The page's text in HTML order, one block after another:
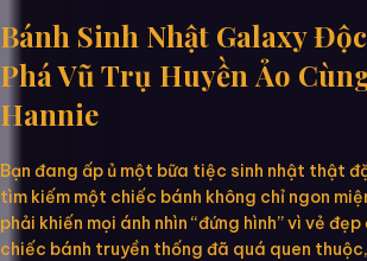
Bánh Sinh Nhật Galaxy
Phá Vũ Trụ Huyền Ảo
Hannie
Bạn đang ấp ủ một bữa tiệc sinh nhật thật
tìm kiếm một chiếc bánh không chỉ ngon
phải khiến mọi ánh nhìn “đứng hình” vì vẻ
chiếc bánh truyền thống đã quá quen